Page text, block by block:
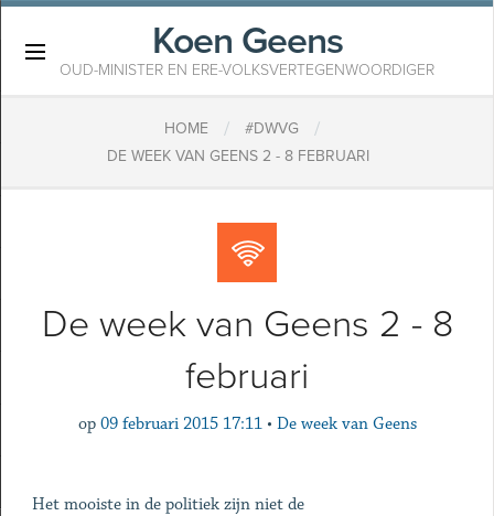
Koen Geens
OUD-MINISTER EN ERE-VOLKSVERTEGENWOORDIGER
HOME / #DWVG /
DE WEEK VAN GEENS 2 - 8 FEBRUARI
De week van Geens 2 - 8
februari
op 09 februari 2015 17:11 • De week van Geens
Het mooiste in de politiek zijn niet de